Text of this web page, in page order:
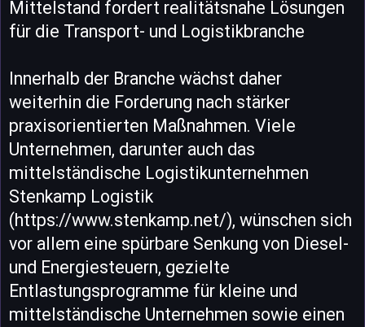
Mittelstand fordert realitätsnahe Lösungen
für die Transport- und Logistikbranche
Innerhalb der Branche wächst daher
weiterhin die Forderung nach stärker
praxisorientierten Maßnahmen. Viele
Unternehmen, darunter auch das
mittelständische Logistikunternehmen
Stenkamp Logistik
(https://www.stenkamp.net/), wünschen sich
vor allem eine spürbare Senkung von Diesel-
und Energiesteuern, gezielte
Entlastungsprogramme für kleine und
mittelständische Unternehmen sowie einen